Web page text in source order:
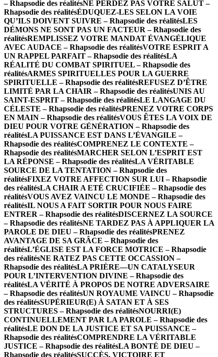
– Rhapsodie des réalitésNE PERDEZ PAS VOTRE SALUT –
Rhapsodie des réalitésÉDUQUEZ-LES SELON LA VOIE
QU’ILS DOIVENT SUIVRE – Rhapsodie des réalitésLES
DÉMONS NE SONT PAS UN FACTEUR – Rhapsodie des
réalitésREMPLISSEZ VOTRE MANDAT ÉVANGÉLIQUE
AVEC AUDACE – Rhapsodie des réalitésVOTRE ESPRIT A
UN RAPPEL PARFAIT – Rhapsodie des réalitésLA
RÉALITÉ DU COMBAT SPIRITUEL – Rhapsodie des
réalitésARMES SPIRITUELLES POUR LA GUERRE
SPIRITUELLE – Rhapsodie des réalitésREFUSEZ D’ÊTRE
LIMITÉ PAR LA CHAIR – Rhapsodie des réalitésUNIS AU
SAINT-ESPRIT – Rhapsodie des réalitésLE LANGAGE DU
CÉLESTE – Rhapsodie des réalitésPRENEZ VOTRE CORPS
EN MAIN – Rhapsodie des réalitésVOUS ÊTES LA VOIX DE
DIEU POUR VOTRE GÉNÉRATION – Rhapsodie des
réalitésLA PUISSANCE EST DANS L’ÉVANGILE –
Rhapsodie des réalitésCOMPRENEZ LE CONTEXTE –
Rhapsodie des réalitésMARCHER SELON L’ESPRIT EST
LA RÉPONSE – Rhapsodie des réalitésLA VÉRITABLE
SOURCE DE LA TENTATION – Rhapsodie des
réalitésFIXEZ VOTRE AFFECTION SUR LUI – Rhapsodie
des réalitésLA CHAIR A ETÉ CRUCIFIÉE – Rhapsodie des
réalitésVOUS AVEZ VAINCU LE MONDE – Rhapsodie des
réalitésIL NOUS A FAIT SORTIR POUR NOUS FAIRE
ENTRER – Rhapsodie des réalitésDISCERNEZ LA SOURCE
– Rhapsodie des réalitésNE TARDEZ PAS À APPLIQUER LA
PAROLE DE DIEU – Rhapsodie des réalitésPRENEZ
AVANTAGE DE SA GRÂCE – Rhapsodie des
réalitésL’ÉGLISE EST LA FORCE MOTRICE – Rhapsodie
des réalitésNE RATEZ PAS CETTE OCCASSION –
Rhapsodie des réalitésLA PRIÈRE—UN CATALYSEUR
POUR L’INTERVENTION DIVINE – Rhapsodie des
réalitésLA VÉRITÉ À PROPOS DE NOTRE ADVERSAIRE
– Rhapsodie des réalitésUN ROYAUME VAINCU – Rhapsodie
des réalitésSUPÉRIEUR(E) À SATAN ET À SES
STRUCTURES – Rhapsodie des réalitésNOURRI(E)
CONTINUELLEMENT PAR LA PAROLE – Rhapsodie des
réalitésLE DON DE LA JUSTICE ET SA PUISSANCE –
Rhapsodie des réalitésCOMPRENDRE LA VÉRITABLE
JUSTICE – Rhapsodie des réalitésLA BONTÉ DE DIEU –
Rhapsodie des réalitésSUCCÈS, VICTOIRE ET